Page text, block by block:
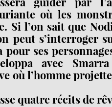
où les
Si l’on sait que
peut s’interroger
ses
avec
où l’homme
quatre récits de